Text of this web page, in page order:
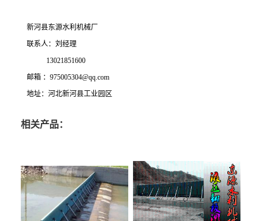
新河县东源水利机械厂
联系人：刘经理
13021851600
邮箱 ：975005304@qq.com
地址：河北新河县工业园区
相关产品：